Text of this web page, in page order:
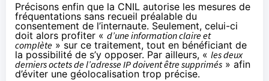
Précisons enfin que la CNIL autorise les mesures de
fréquentations sans recueil préalable du
consentement de l’internaute. Seulement, celui-ci
doit alors profiter « d’une information claire et
complète » sur ce traitement, tout en bénéficiant de
la possibilité de s’y opposer. Par ailleurs, « les deux
derniers octets de l’adresse IP doivent être supprimés » afin
d’éviter une géolocalisation trop précise.